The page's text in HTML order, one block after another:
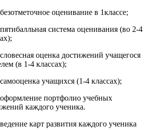
оценивание в 1классе;
система оценивания (во 2-4
оценка достижений учащегося
(в 1-4 классах);
учащихся (1-4 классах);
портфолио учебных
каждого ученика.
карт развития каждого ученика